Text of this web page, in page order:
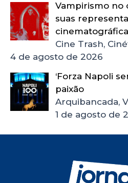
Vampirismo no
suas
Cine Trash,
4 de agosto de 2026
‘Forza Napoli
paixão
Arquibancada,
1 de agosto de